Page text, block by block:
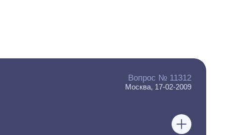
Вопрос № 11312
Москва, 17-02-2009